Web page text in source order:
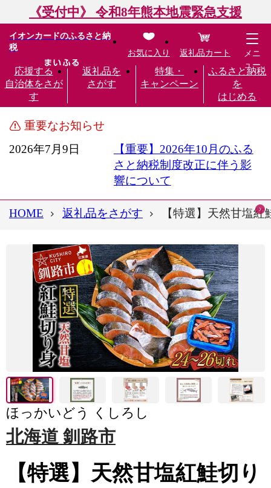
《受付中》 令和8年熊本地震緊急支援
イオンカードのふるさと納
税
応援する
自治体をさが
す
返礼品を
さがす
特集・
キャンペーン
ふるさと納税
を
はじめる
お気に入り 返礼品カート
メニ
ュー
重要なお知らせ
2026年7月9日
【重要】2026年10月のふる
さと納税制度改正に伴う影
響について
HOME 返礼品をさがす 【特選】天然甘塩
ほっかいどう くしろし
北海道 釧路市
【特選】天然甘塩紅鮭切り